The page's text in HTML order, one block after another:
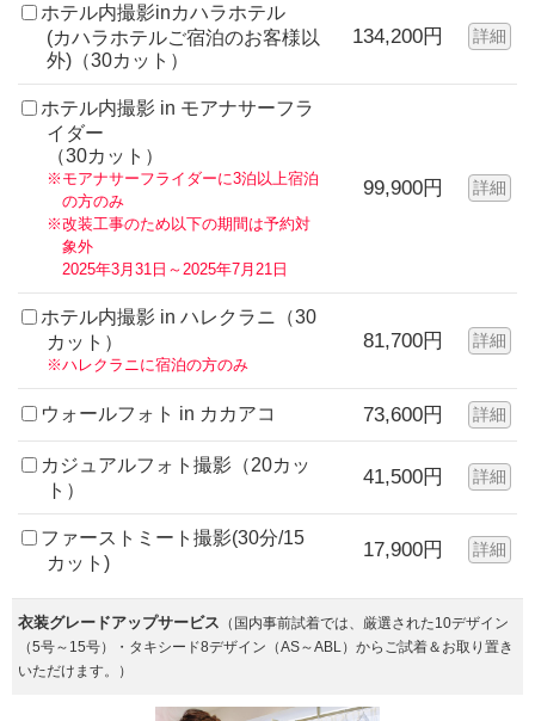
ホテル内撮影inカハラホテル
(カハラホテルご宿泊のお客様以
外)（30カット）
134,200円 詳細
ホテル内撮影 in モアナサーフラ
イダー
（30カット）
※モアナサーフライダーに3泊以上宿泊
の方のみ
※改装工事のため以下の期間は予約対
象外
2025年3月31日～2025年7月21日
99,900円 詳細
ホテル内撮影 in ハレクラニ（30
カット）
※ハレクラニに宿泊の方のみ
81,700円 詳細
ウォールフォト in カカアコ 73,600円 詳細
カジュアルフォト撮影（20カッ
ト）
41,500円 詳細
ファーストミート撮影(30分/15
カット)
17,900円 詳細
衣装グレードアップサービス （国内事前試着では、厳選された10デザイン
（5号～15号）・タキシード8デザイン（AS～ABL）からご試着＆お取り置き
いただけます。）